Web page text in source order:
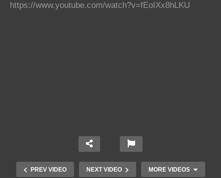
https://www.youtube.com/watch?v=fEoIXx8hLKU
PREV VIDEO NEXT VIDEO MORE VIDEOS